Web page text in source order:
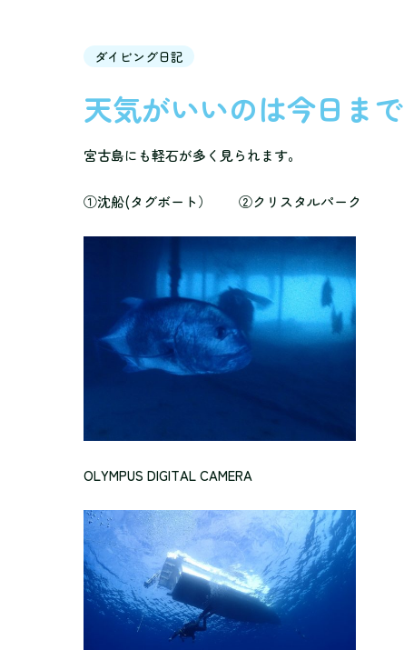
ダイビング日記
天気がいいのは今日まで
宮古島にも軽石が多く見られます。
①沈船(タグボート） ②クリスタルパーク
OLYMPUS DIGITAL CAMERA